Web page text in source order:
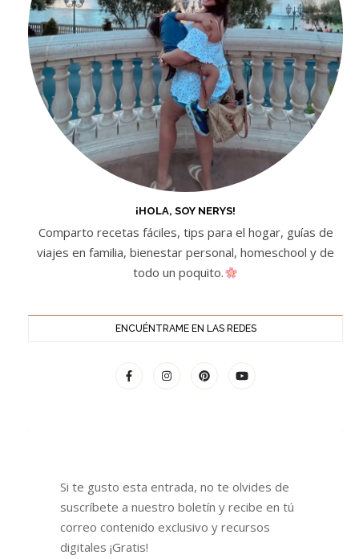
¡HOLA, SOY NERYS!
Comparto recetas fáciles, tips para el hogar, guías de
viajes en familia, bienestar personal, homeschool y de
todo un poquito.
ENCUÉNTRAME EN LAS REDES
Si te gusto esta entrada, no te olvides de
suscríbete a nuestro boletín y recibe en tú
correo contenido exclusivo y recursos
digitales ¡Gratis!